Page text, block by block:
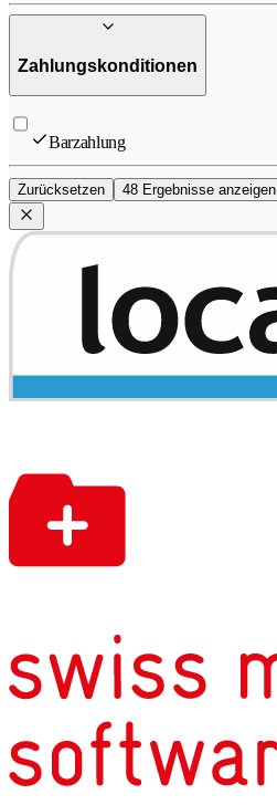
Zahlungskonditionen
Barzahlung
Zurücksetzen 48 Ergebnisse anzeigen